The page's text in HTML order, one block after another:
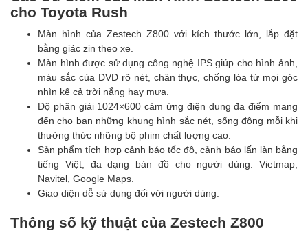
cho Toyota Rush
Màn hình của Zestech Z800 với kích thước lớn, lắp đặt
bằng giác zin theo xe.
Màn hình được sử dụng công nghệ IPS giúp cho hình ảnh,
màu sắc của DVD rõ nét, chân thực, chống lóa từ mọi góc
nhìn kể cả trời nắng hay mưa.
Độ phân giải 1024×600 cảm ứng điện dung đa điểm mang
đến cho bạn những khung hình sắc nét, sống động mỗi khi
thưởng thức những bộ phim chất lượng cao.
Sản phẩm tích hợp cảnh báo tốc độ, cảnh báo lấn làn bằng
tiếng Việt, đa dạng bản đồ cho người dùng: Vietmap,
Navitel, Google Maps.
Giao diện dễ sử dụng đối với người dùng.
Thông số kỹ thuật của Zestech Z800